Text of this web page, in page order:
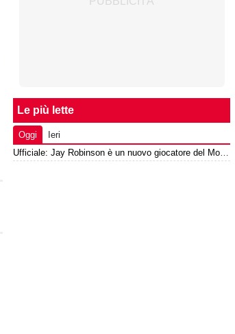
Le più lette
Oggi
Ieri
Ufficiale: Jay Robinson è un nuovo giocatore del Monza